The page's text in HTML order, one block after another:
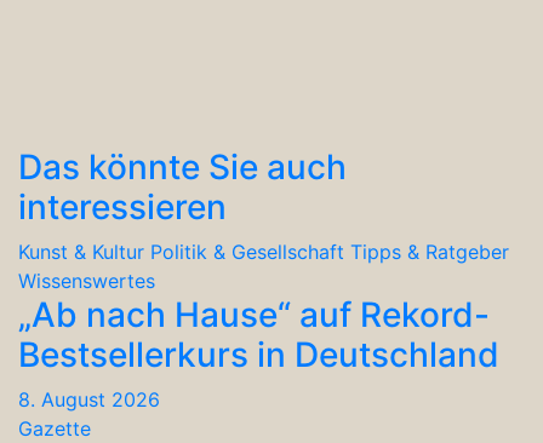
Das könnte Sie auch
interessieren
Kunst & Kultur Politik & Gesellschaft Tipps & Ratgeber
Wissenswertes
„Ab nach Hause“ auf Rekord-
Bestsellerkurs in Deutschland
8. August 2026
Gazette